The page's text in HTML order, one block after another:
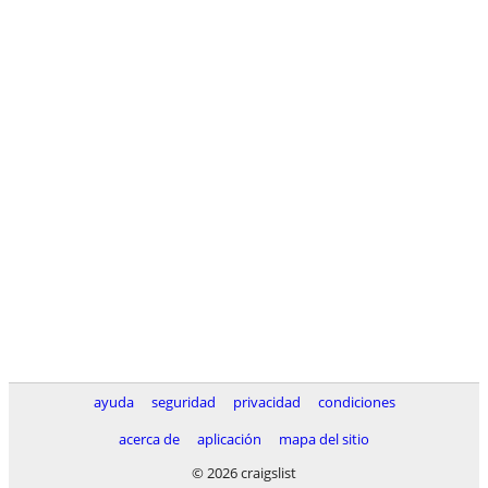
ayuda seguridad privacidad
condiciones
acerca de
aplicación
mapa del sitio
© 2026 craigslist